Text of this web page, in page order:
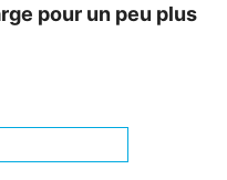
pour un peu plus